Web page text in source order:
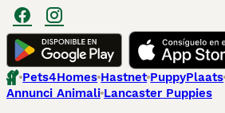
Pets4Homes Hastnet PuppyPlaats
Annunci Animali Lancaster Puppies